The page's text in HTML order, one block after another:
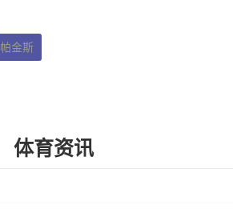
帕金斯
体育资讯